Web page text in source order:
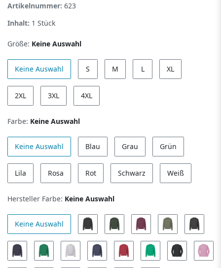
Artikelnummer: 623
Inhalt: 1 Stück
Größe: Keine Auswahl
Keine Auswahl S M L XL
2XL 3XL 4XL
Farbe: Keine Auswahl
Keine Auswahl Blau Grau Grün
Lila Rosa Rot Schwarz Weiß
Hersteller Farbe: Keine Auswahl
Keine Auswahl